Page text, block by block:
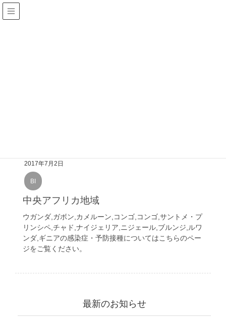
2017年7月2日
BI
中央アフリカ地域
ウガンダ,ガボン,カメルーン,コンゴ,コンゴ,サントメ・プ
リンシペ,チャド,ナイジェリア,ニジェール,ブルンジ,ルワ
ンダ,ギニアの感染症・予防接種についてはこちらのペー
ジをご覧ください。
最新のお知らせ